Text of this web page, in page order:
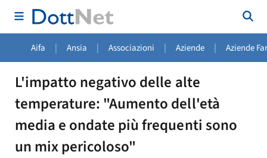
Aifa | Ansia | Associazioni | Aziende | Aziende
L'impatto negativo delle alte
temperature: "Aumento dell'età
media e ondate più frequenti sono
un mix pericoloso"